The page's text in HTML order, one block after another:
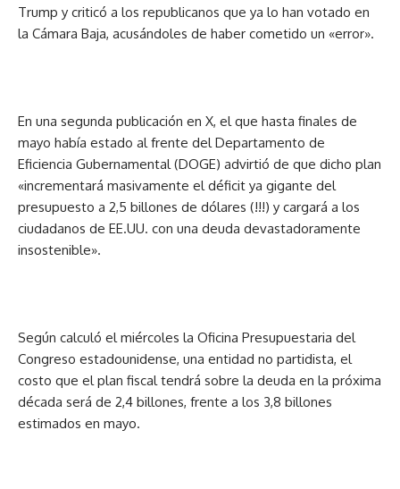
Trump y criticó a los republicanos que ya lo han votado en
la Cámara Baja, acusándoles de haber cometido un «error».
En una segunda publicación en X, el que hasta finales de
mayo había estado al frente del Departamento de
Eficiencia Gubernamental (DOGE) advirtió de que dicho plan
«incrementará masivamente el déficit ya gigante del
presupuesto a 2,5 billones de dólares (!!!) y cargará a los
ciudadanos de EE.UU. con una deuda devastadoramente
insostenible».
Según calculó el miércoles la Oficina Presupuestaria del
Congreso estadounidense, una entidad no partidista, el
costo que el plan fiscal tendrá sobre la deuda en la próxima
década será de 2,4 billones, frente a los 3,8 billones
estimados en mayo.